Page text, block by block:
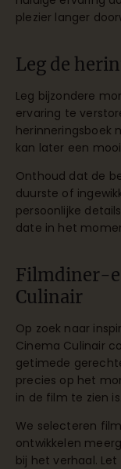
plezier langer
Leg de
Leg bijzondere
ervaring te
herinneringsboek
kan later een
Onthoud dat de
duurste of
persoonlijke
date in het
Filmdiner-
Culinair
Op zoek naar
Cinema Culinair
getimede
precies op het
in de film te zien is.
We selecteren
ontwikkelen
bij het verhaal.